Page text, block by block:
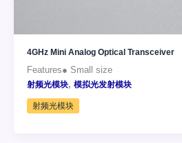
4GHz Mini Analog Optical Transceiver
Features● Small size
射频光模块, 模拟光发射模块
射频光模块